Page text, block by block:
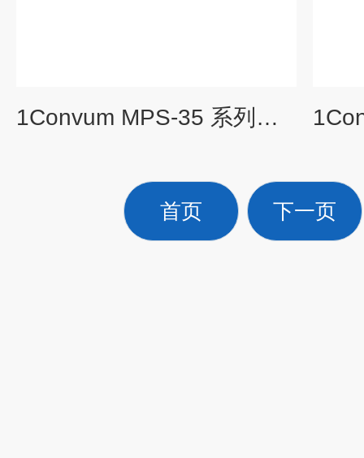
1Convum MPS‑35 系列数码显示压力传感器
首页 下一页